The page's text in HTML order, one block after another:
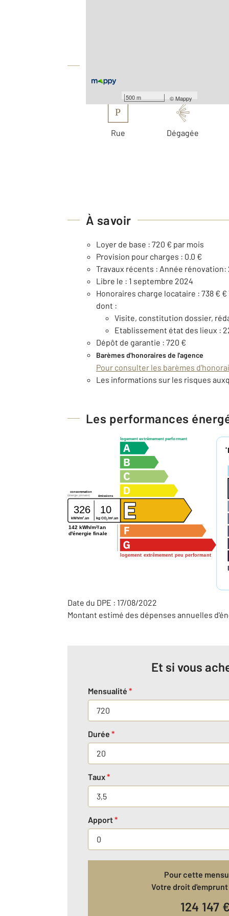
500 m ©Mappy
P
Rue Dégagée
À savoir
Loyer de base : 720 € par mois
Provision pour charges : 0.0 €
Travaux récents : Année rénovation:
Libre le : 1 septembre 2024
Honoraires charge locataire : 738 € €
dont :
Visite, constitution dossier,
Etablissement état des lieux :
Dépôt de garantie : 720 €
Barèmes d'honoraires de l'agence
Pour consulter les barèmes
Les informations sur les risques
Les performances
logement extrêmement performant
logement extrêmement peu performant
consommation
émissions
(énergie primaire)
326 10
kWh/m2 .an kg CO2/m2 .an
142 kWh/m²/an
d'énergie finale
*
Date du DPE : 17/08/2022
Montant estimé des dépenses annuelles
Et si vous
Mensualité *
Durée *
Taux*
Apport*
Pour cette
Votre droit d'emprunt
124 147 €